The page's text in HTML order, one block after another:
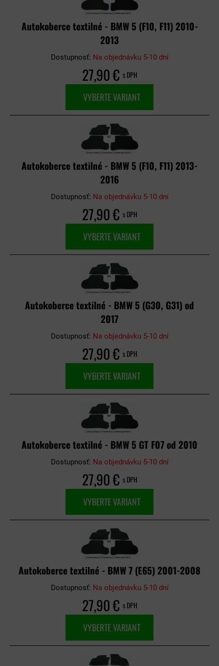
Autokoberce textilné - BMW 5 (F10, F11) 2010-
2013
Dostupnosť: Na objednávku 5-10 dní
27,90 € s DPH
VYBERTE VARIANT
Autokoberce textilné - BMW 5 (F10, F11) 2013-
2016
Dostupnosť: Na objednávku 5-10 dní
27,90 € s DPH
VYBERTE VARIANT
Autokoberce textilné - BMW 5 (G30, G31) od
2017
Dostupnosť: Na objednávku 5-10 dní
27,90 € s DPH
VYBERTE VARIANT
Autokoberce textilné - BMW 5 GT F07 od 2010
Dostupnosť: Na objednávku 5-10 dní
27,90 € s DPH
VYBERTE VARIANT
Autokoberce textilné - BMW 7 (E65) 2001-2008
Dostupnosť: Na objednávku 5-10 dní
27,90 € s DPH
VYBERTE VARIANT